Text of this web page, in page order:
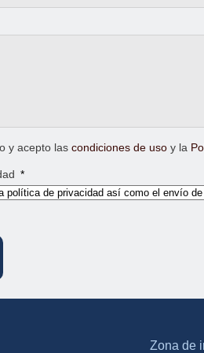
y acepto lascondiciones de uso y la
*
Zona de